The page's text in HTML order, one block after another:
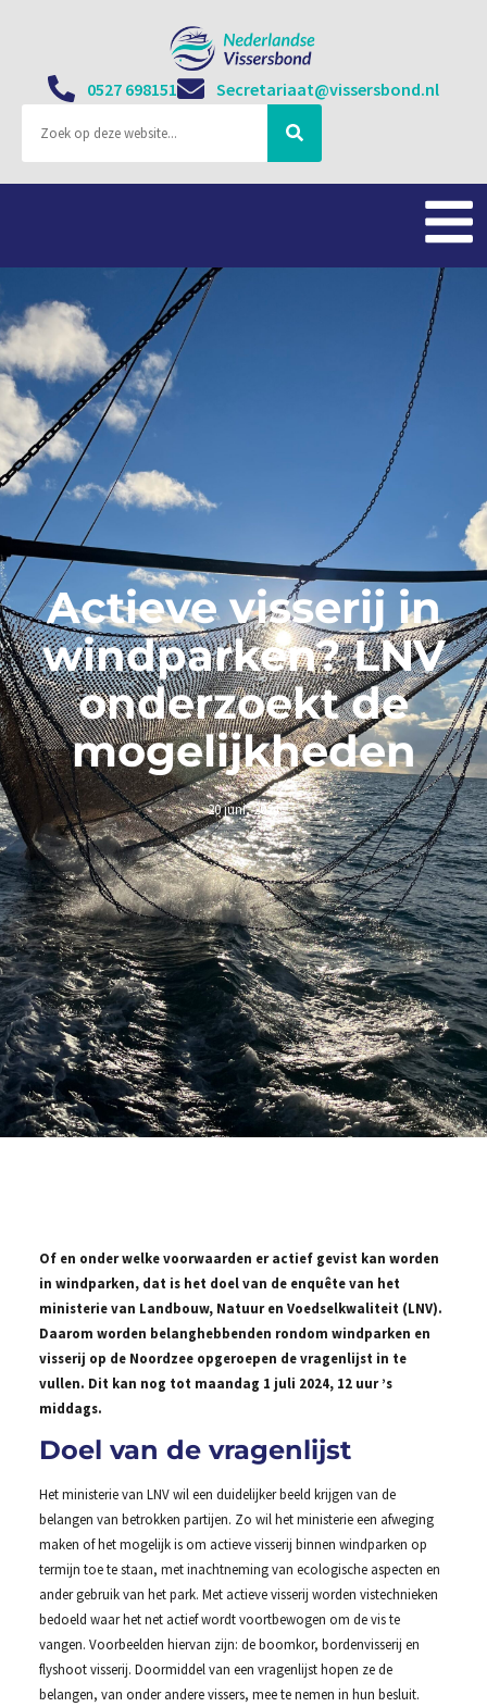
0527 698151 Secretariaat@vissersbond.nl
Actieve visserij in
windparken? LNV
onderzoekt de
mogelijkheden
20 juni, 2024
Of en onder welke voorwaarden er actief gevist kan worden
in windparken, dat is het doel van de enquête van het
ministerie van Landbouw, Natuur en Voedselkwaliteit (LNV).
Daarom worden belanghebbenden rondom windparken en
visserij op de Noordzee opgeroepen de vragenlijst in te
vullen. Dit kan nog tot maandag 1 juli 2024, 12 uur ’s
middags.
Doel van de vragenlijst
Het ministerie van LNV wil een duidelijker beeld krijgen van de
belangen van betrokken partijen. Zo wil het ministerie een afweging
maken of het mogelijk is om actieve visserij binnen windparken op
termijn toe te staan, met inachtneming van ecologische aspecten en
ander gebruik van het park. Met actieve visserij worden vistechnieken
bedoeld waar het net actief wordt voortbewogen om de vis te
vangen. Voorbeelden hiervan zijn: de boomkor, bordenvisserij en
flyshoot visserij. Doormiddel van een vragenlijst hopen ze de
belangen, van onder andere vissers, mee te nemen in hun besluit.